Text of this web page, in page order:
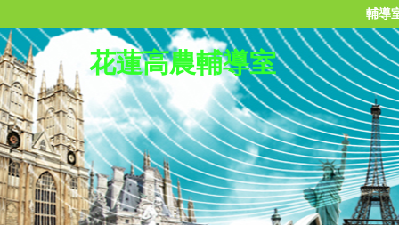
輔導
花蓮高農輔導室